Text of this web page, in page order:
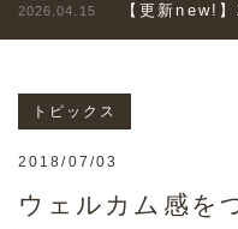
2026.04.15 【更新new!
トピックス
2018/07/03
ウェルカム感を